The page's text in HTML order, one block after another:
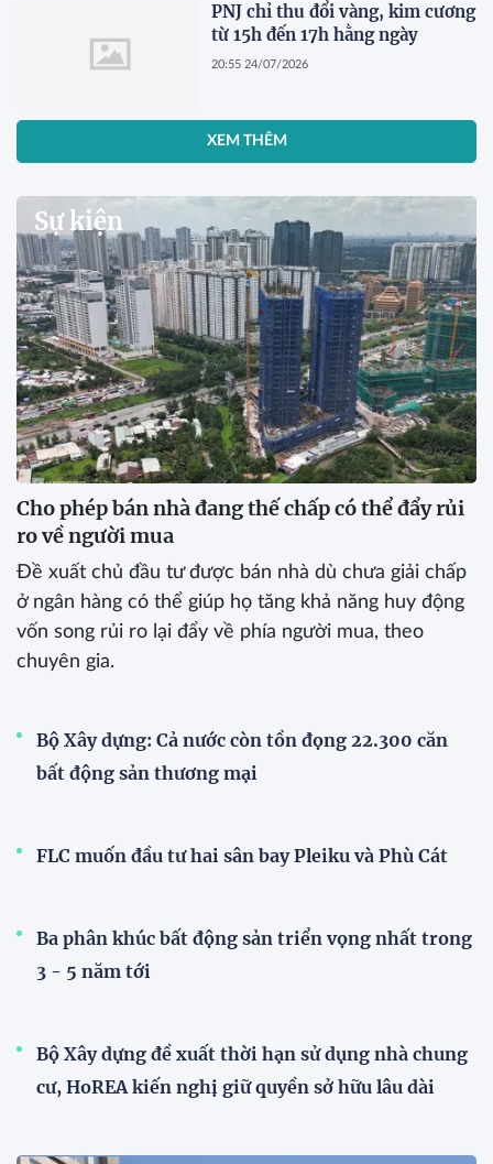
PNJ chỉ thu đổi vàng, kim cương
từ 15h đến 17h hằng ngày
20:55 24/07/2026
XEM THÊM
Sự kiện
Cho phép bán nhà đang thế chấp có thể đẩy rủi
ro về người mua
Đề xuất chủ đầu tư được bán nhà dù chưa giải chấp
ở ngân hàng có thể giúp họ tăng khả năng huy động
vốn song rủi ro lại đẩy về phía người mua, theo
chuyên gia.
Bộ Xây dựng: Cả nước còn tồn đọng 22.300 căn
bất động sản thương mại
FLC muốn đầu tư hai sân bay Pleiku và Phù Cát
Ba phân khúc bất động sản triển vọng nhất trong
3 - 5 năm tới
Bộ Xây dựng đề xuất thời hạn sử dụng nhà chung
cư, HoREA kiến nghị giữ quyền sở hữu lâu dài